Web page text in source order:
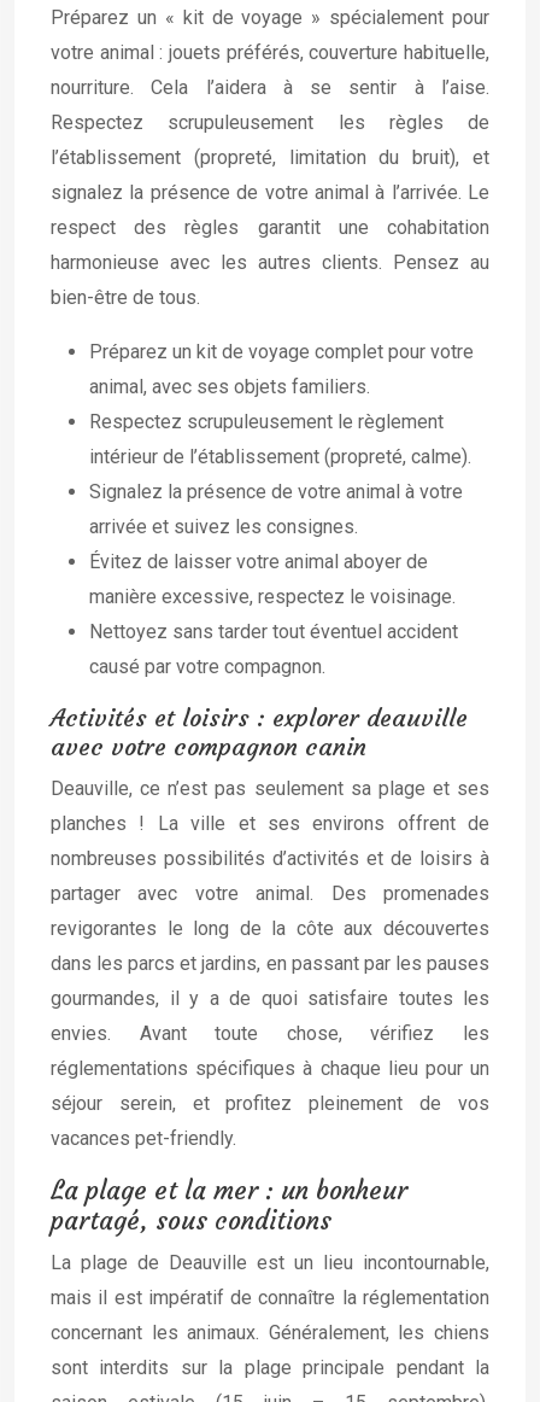
Préparez un « kit de voyage » spécialement pour
votre animal : jouets préférés, couverture habituelle,
nourriture. Cela l’aidera à se sentir à l’aise.
Respectez scrupuleusement les règles de
l’établissement (propreté, limitation du bruit), et
signalez la présence de votre animal à l’arrivée. Le
respect des règles garantit une cohabitation
harmonieuse avec les autres clients. Pensez au
bien-être de tous.
Préparez un kit de voyage complet pour votre
animal, avec ses objets familiers.
Respectez scrupuleusement le règlement
intérieur de l’établissement (propreté, calme).
Signalez la présence de votre animal à votre
arrivée et suivez les consignes.
Évitez de laisser votre animal aboyer de
manière excessive, respectez le voisinage.
Nettoyez sans tarder tout éventuel accident
causé par votre compagnon.
Activités et loisirs : explorer deauville
avec votre compagnon canin
Deauville, ce n’est pas seulement sa plage et ses
planches ! La ville et ses environs offrent de
nombreuses possibilités d’activités et de loisirs à
partager avec votre animal. Des promenades
revigorantes le long de la côte aux découvertes
dans les parcs et jardins, en passant par les pauses
gourmandes, il y a de quoi satisfaire toutes les
envies. Avant toute chose, vérifiez les
réglementations spécifiques à chaque lieu pour un
séjour serein, et profitez pleinement de vos
vacances pet-friendly.
La plage et la mer : un bonheur
partagé, sous conditions
La plage de Deauville est un lieu incontournable,
mais il est impératif de connaître la réglementation
concernant les animaux. Généralement, les chiens
sont interdits sur la plage principale pendant la